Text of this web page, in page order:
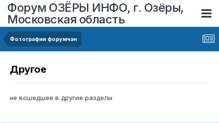
Форум ОЗЁРЫ ИНФО, г. Озёры,
Московская область
Фотографии форумчан
Другое
не вошедшее в другие разделы